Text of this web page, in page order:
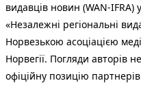
видавців новин (WAN-IFRA)
«Незалежні регіональні
Норвезькою асоціацією
Норвегії. Погляди авторів
офіційну позицію